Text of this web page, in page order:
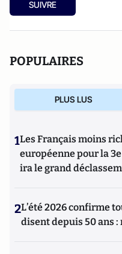
SUIVRE
POPULAIRES
PLUS LUS
1Les Français moins
européenne pour la
ira le grand
2L’été 2026 confirme
disent depuis 50 ans